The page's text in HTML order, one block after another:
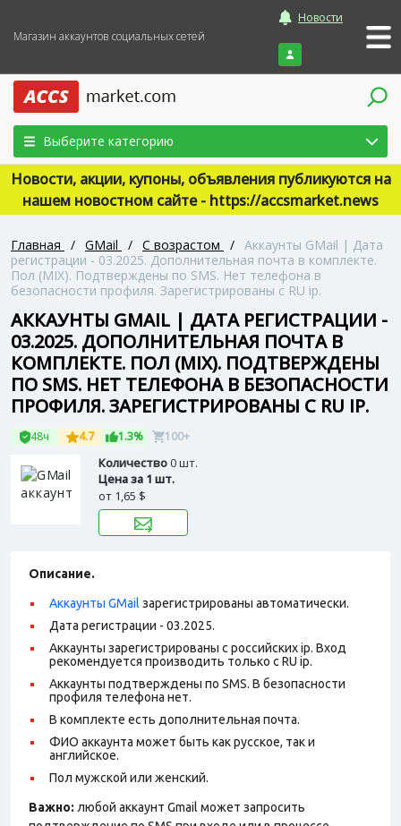
Магазин аккаунтов социальных сетей
Новости
Войти
Выберите категорию
Новости, акции, купоны, объявления публикуются на
нашем новостном сайте - https://accsmarket.news
Главная / GMail / С возрастом / Аккаунты GMail | Дата
регистрации - 03.2025. Дополнительная почта в комплекте.
Пол (MIX). Подтверждены по SMS. Нет телефона в
безопасности профиля. Зарегистрированы с RU ip.
АККАУНТЫ GMAIL | ДАТА РЕГИСТРАЦИИ -
03.2025. ДОПОЛНИТЕЛЬНАЯ ПОЧТА В
КОМПЛЕКТЕ. ПОЛ (MIX). ПОДТВЕРЖДЕНЫ
ПО SMS. НЕТ ТЕЛЕФОНА В БЕЗОПАСНОСТИ
ПРОФИЛЯ. ЗАРЕГИСТРИРОВАНЫ С RU IP.
48ч 4.7 1.3% 100+
Количество0 шт.
Цена за 1 шт.
от 1,65 $
Описание.
Аккаунты GMail зарегистрированы автоматически.
Дата регистрации - 03.2025.
Аккаунты зарегистрированы с российских ip. Вход
рекомендуется производить только с RU ip.
Аккаунты подтверждены по SMS. В безопасности
профиля телефона нет.
В комплекте есть дополнительная почта.
ФИО аккаунта может быть как русское, так и
английское.
Пол мужской или женский.
Важно: любой аккаунт Gmail может запросить